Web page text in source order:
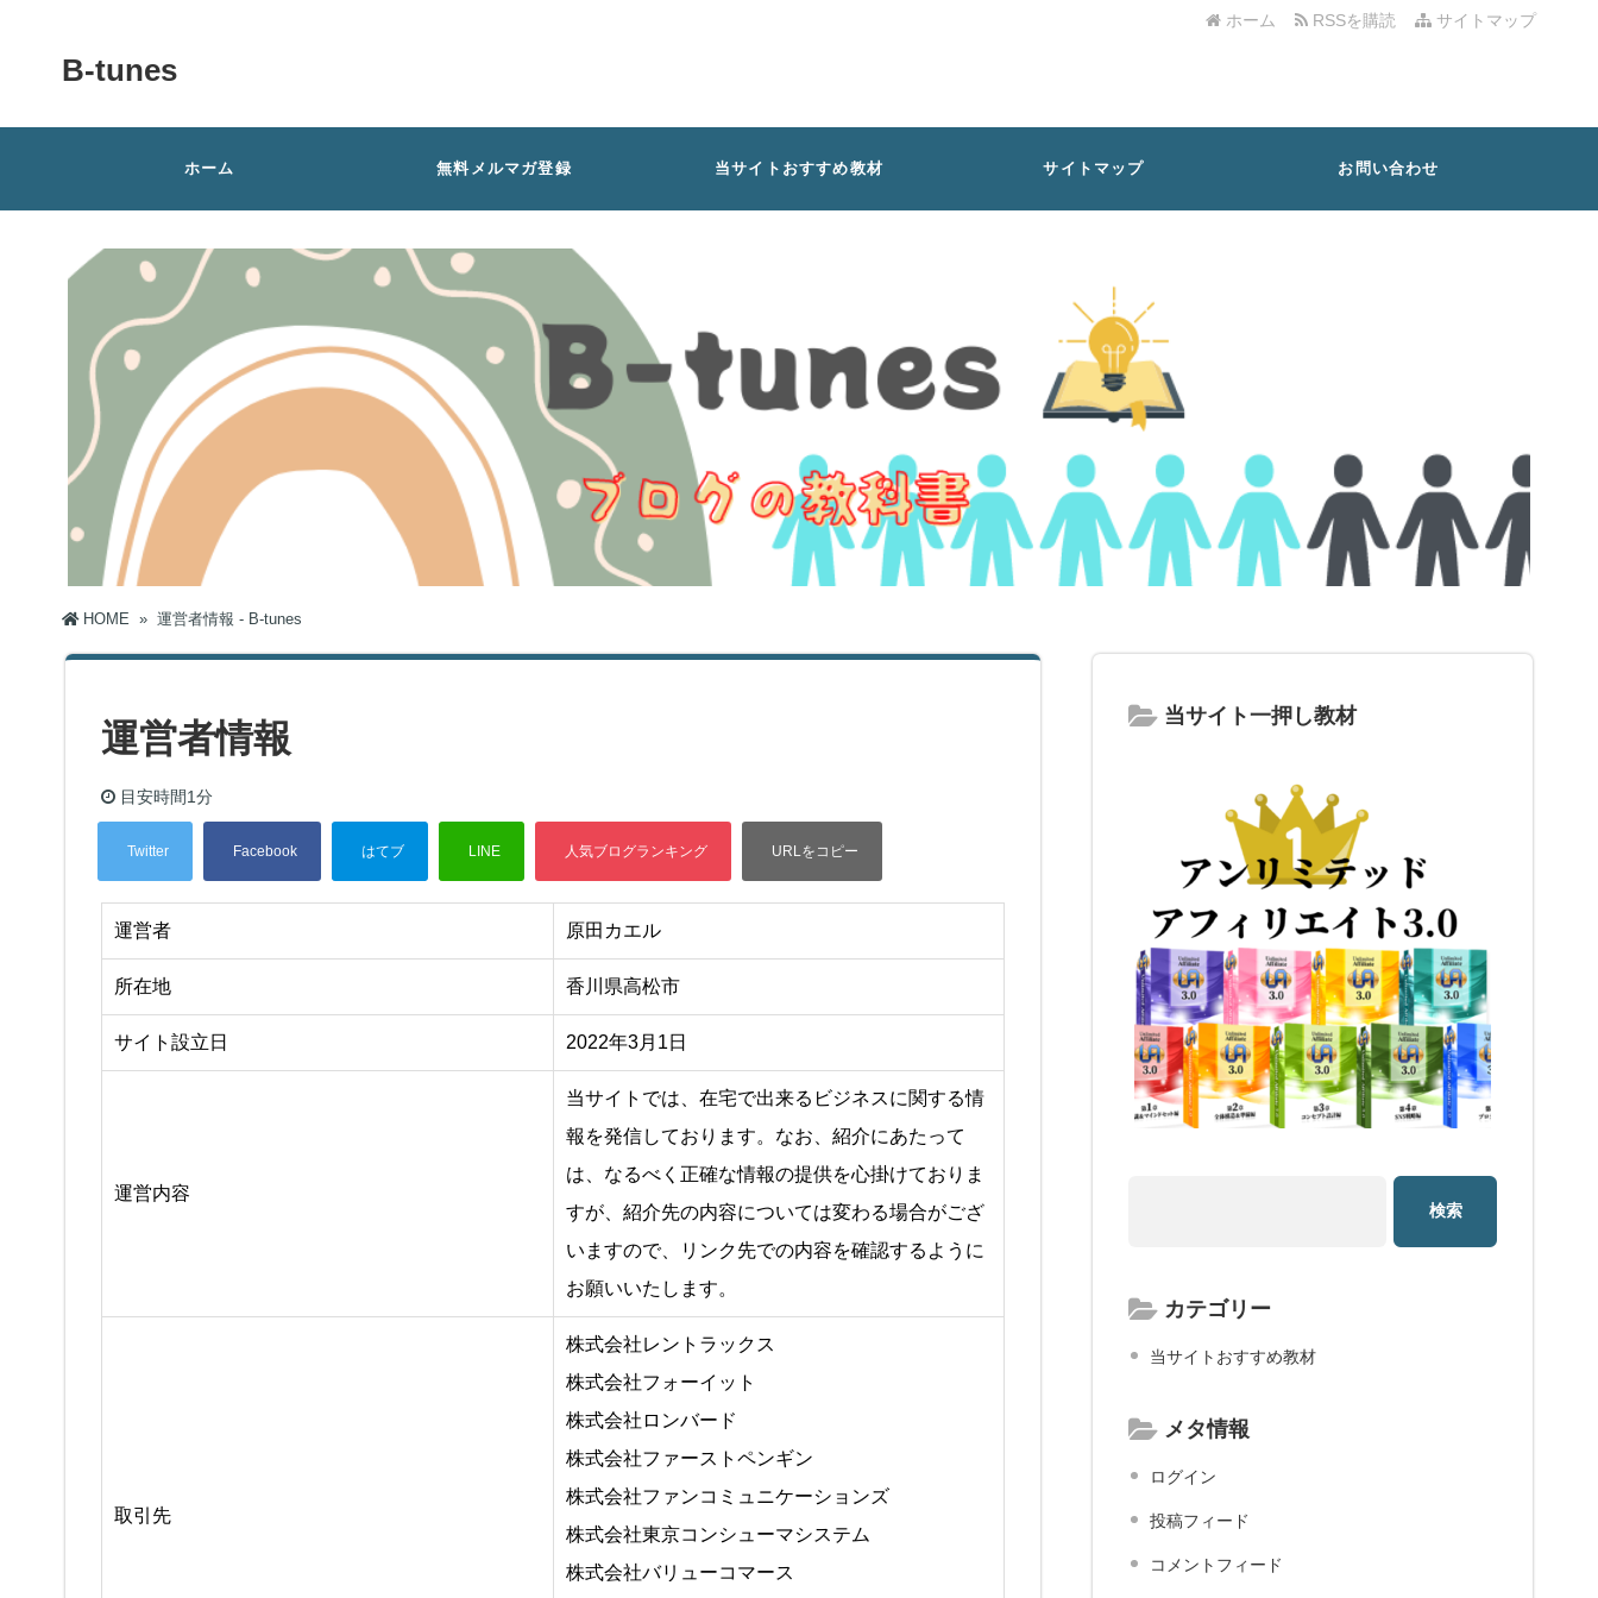
サイトマップ
RSSを購読
ホーム
B-tunes
ホーム 無料メルマガ登録 当サイトおすすめ教材 サイトマップ お問い合わせ
HOME » 運営者情報 - B-tunes
運営者情報
目安時間1分
運営者 原田カエル
所在地 香川県高松市
サイト設立日 2022年3月1日
運営内容
当サイトでは、在宅で出来るビジネスに関する情
報を発信しております。なお、紹介にあたって
は、なるべく正確な情報の提供を心掛けておりま
すが、紹介先の内容については変わる場合がござ
いますので、リンク先での内容を確認するように
お願いいたします。
取引先
株式会社レントラックス
株式会社フォーイット
株式会社ロンバード
株式会社ファーストペンギン
株式会社ファンコミュニケーションズ
株式会社東京コンシューマシステム
株式会社バリューコマース
当サイト一押し教材
カテゴリー
当サイトおすすめ教材
メタ情報
ログイン
投稿フィード
コメントフィード